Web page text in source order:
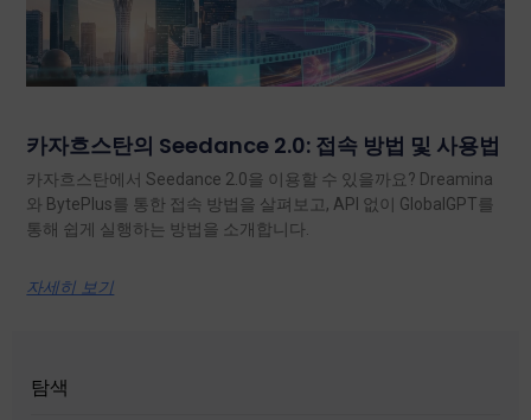
카자흐스탄의 Seedance 2.0: 접속 방법 및 사용법
카자흐스탄에서 Seedance 2.0을 이용할 수 있을까요? Dreamina
와 BytePlus를 통한 접속 방법을 살펴보고, API 없이 GlobalGPT를
통해 쉽게 실행하는 방법을 소개합니다.
자세히 보기
탐색